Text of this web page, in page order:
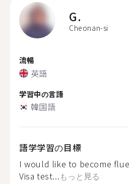
G.
Cheonan-si
流暢
英語
学習中の言語
韓国語
語学学習の目標
I would like to become
Visa test...もっと見る